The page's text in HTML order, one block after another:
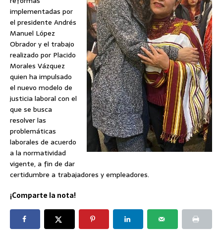
implementadas por
el presidente Andrés
Manuel López
Obrador y el trabajo
realizado por Placido
Morales Vázquez
quien ha impulsado
el nuevo modelo de
justicia laboral con el
que se busca
resolver las
problemáticas
laborales de acuerdo
a la normatividad
vigente, a fin de dar
certidumbre a trabajadores y empleadores.
¡Comparte la nota!